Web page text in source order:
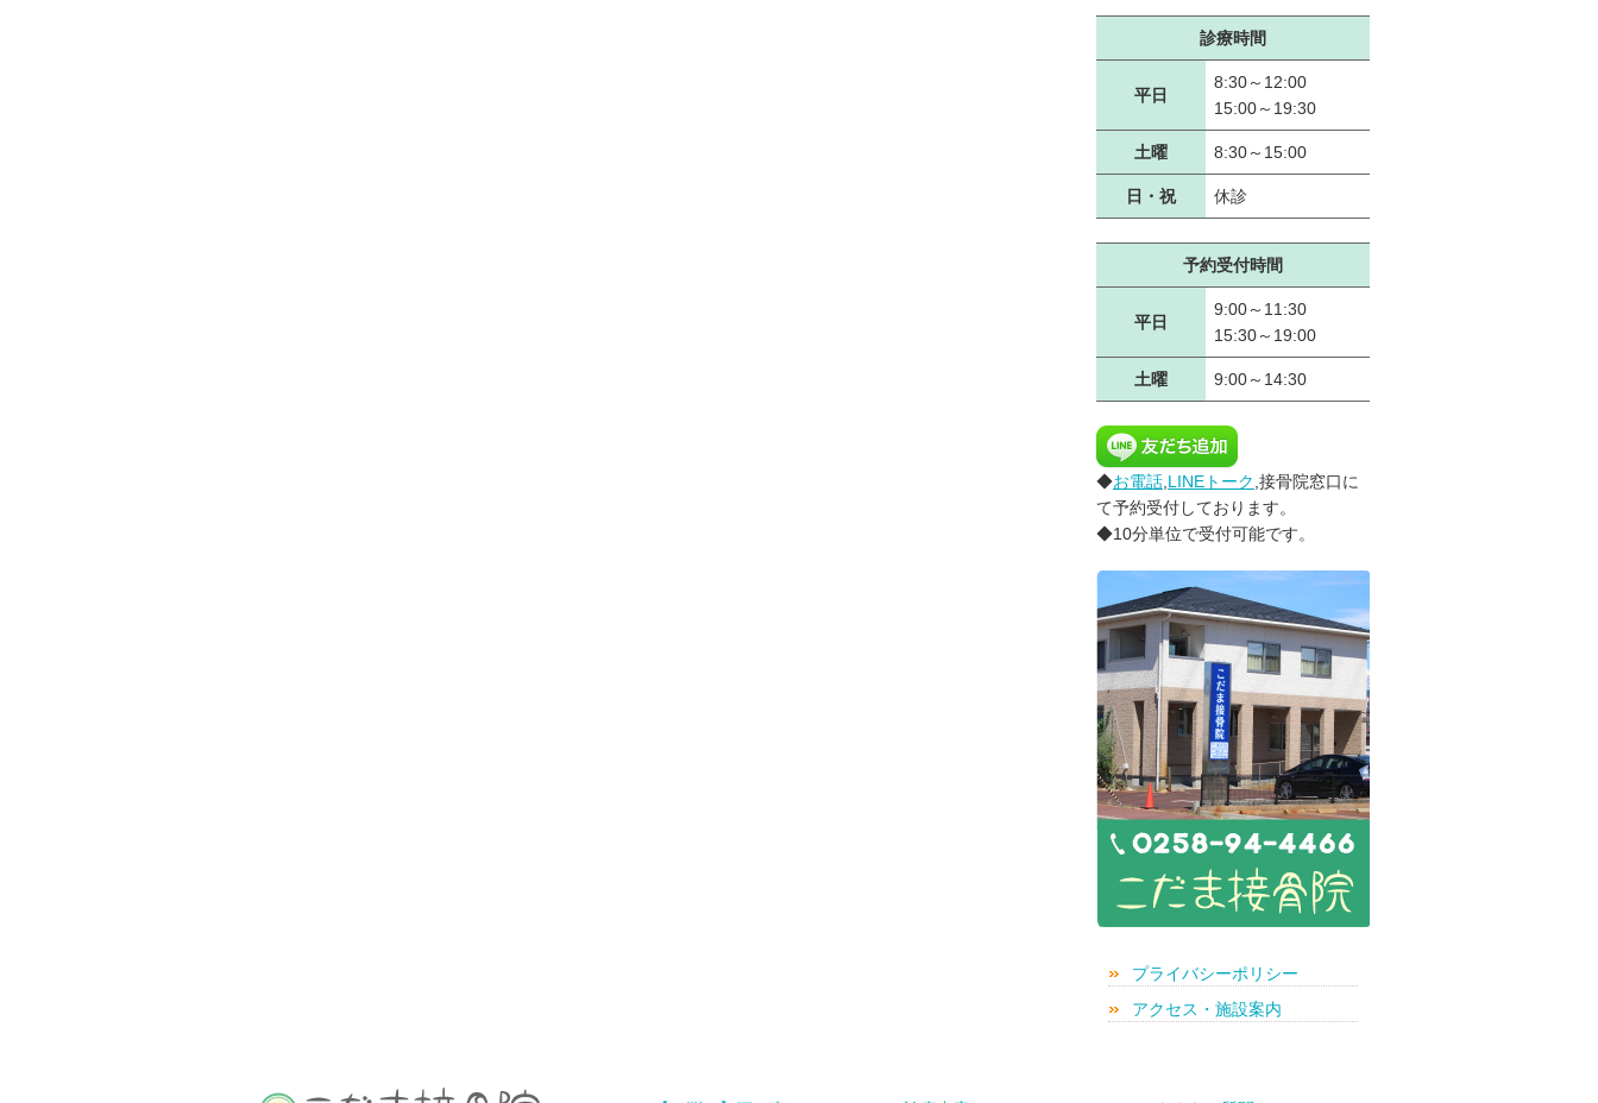
診療時間
平日
8:30～12:00
15:00～19:30
土曜 8:30～15:00
日・祝 休診
予約受付時間
平日
9:00～11:30
15:30～19:00
土曜 9:00～14:30
◆お電話 LINEトーク ,接骨院窓口に
て予約受付しております。
◆10分単位で受付可能です。
プライバシーポリシー
アクセス・施設案内